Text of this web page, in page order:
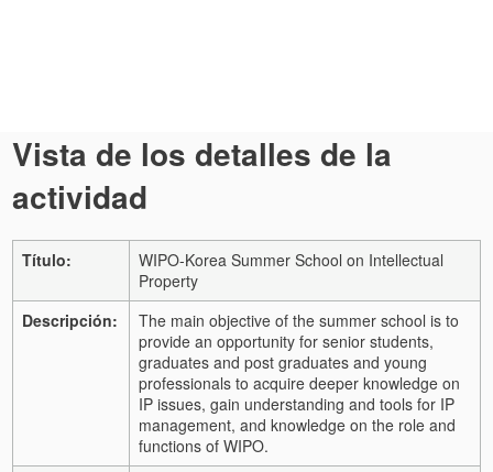
Vista de los detalles de la
actividad
Título:
WIPO-Korea Summer School on Intellectual
Property
Descripción:
The main objective of the summer school is to
provide an opportunity for senior students,
graduates and post graduates and young
professionals to acquire deeper knowledge on
IP issues, gain understanding and tools for IP
management, and knowledge on the role and
functions of WIPO.